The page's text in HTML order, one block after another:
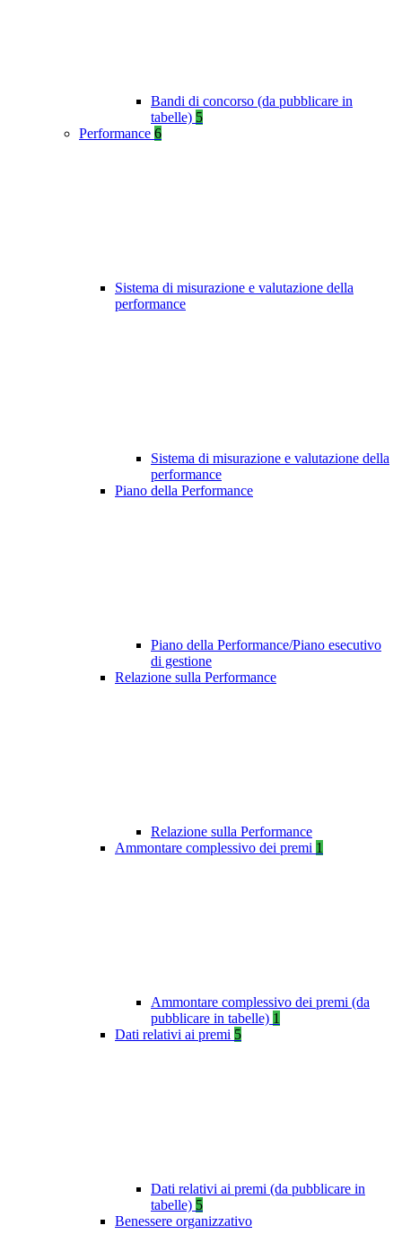
Bandi di concorso (da pubblicare in
tabelle) 5
Performance 6
Sistema di misurazione e valutazione della
performance
Sistema di misurazione e valutazione della
performance
Piano della Performance
Piano della Performance/Piano esecutivo
di gestione
Relazione sulla Performance
Relazione sulla Performance
Ammontare complessivo dei premi 1
Ammontare complessivo dei premi (da
pubblicare in tabelle) 1
Dati relativi ai premi 5
Dati relativi ai premi (da pubblicare in
tabelle) 5
Benessere organizzativo